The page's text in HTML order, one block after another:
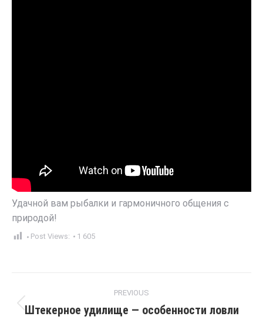
Удачной вам рыбалки и гармоничного общения с
природой!
Post Views: 1 605
navigation
PREVIOUS
Previous
Штекерное удилище — особенности ловли